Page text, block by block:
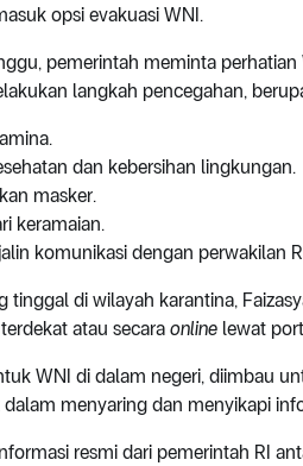
opsi evakuasi WNI.
pemerintah meminta
langkah pencegahan,
dan kebersihan lingkungan.
masker.
keramaian.
komunikasi dengan perwakilan
tinggal di wilayah karantina,
atau secara online lewat
WNI di dalam negeri, diimbau
dalam menyaring dan menyikapi
resmi dari pemerintah RI